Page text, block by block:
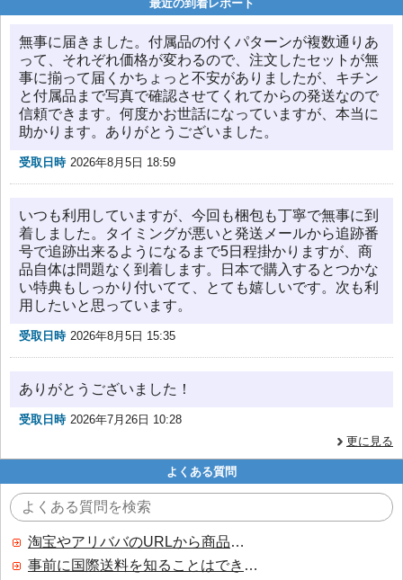
最近の到着レポート
無事に届きました。付属品の付くパターンが複数通りあ
って、それぞれ価格が変わるので、注文したセットが無
事に揃って届くかちょっと不安がありましたが、キチン
と付属品まで写真で確認させてくれてからの発送なので
信頼できます。何度かお世話になっていますが、本当に
助かります。ありがとうございました。
受取日時 2026年8月5日 18:59
いつも利用していますが、今回も梱包も丁寧で無事に到
着しました。タイミングが悪いと発送メールから追跡番
号で追跡出来るようになるまで5日程掛かりますが、商
品自体は問題なく到着します。日本で購入するとつかな
い特典もしっかり付いてて、とても嬉しいです。次も利
用したいと思っています。
受取日時 2026年8月5日 15:35
ありがとうございました！
受取日時 2026年7月26日 10:28
更に見る
よくある質問
淘宝やアリババのURLから商品を探すことはできますか？
事前に国際送料を知ることはできますか？